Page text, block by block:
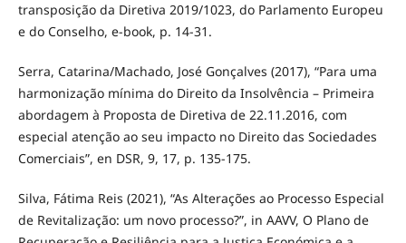
transposição da Diretiva 2019/1023, do Parlamento Europeu
e do Conselho, e-book, p. 14-31.
Serra, Catarina/Machado, José Gonçalves (2017), “Para uma
harmonização mínima do Direito da Insolvência – Primeira
abordagem à Proposta de Diretiva de 22.11.2016, com
especial atenção ao seu impacto no Direito das Sociedades
Comerciais”, en DSR, 9, 17, p. 135-175.
Silva, Fátima Reis (2021), “As Alterações ao Processo Especial
de Revitalização: um novo processo?”, in AAVV, O Plano de